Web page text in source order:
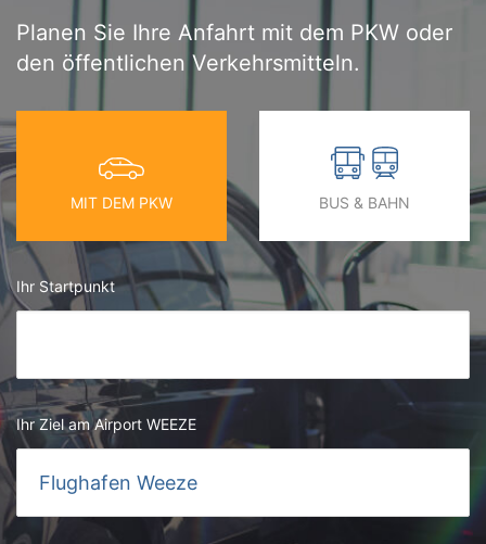
Planen Sie Ihre Anfahrt mit dem PKW oder
den öffentlichen Verkehrsmitteln.
MIT DEM PKW BUS & BAHN
Ihr Startpunkt
Ihr Ziel am Airport WEEZE